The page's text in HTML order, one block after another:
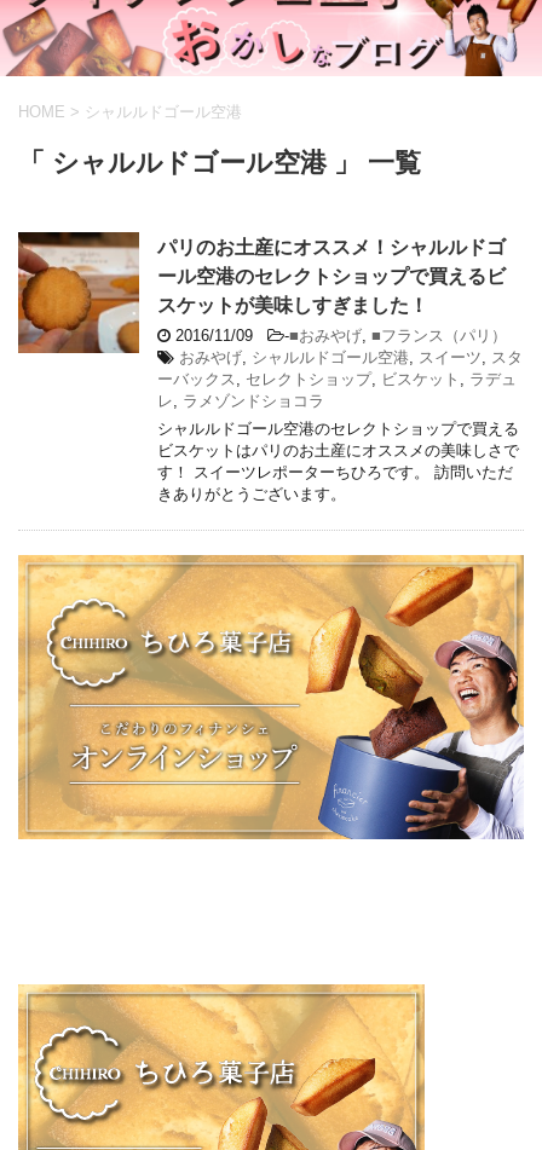
HOME > シャルルドゴール空港
「 シャルルドゴール空港 」 一覧
パリのお土産にオススメ！シャルルドゴ
ール空港のセレクトショップで買えるビ
スケットが美味しすぎました！
2016/11/09 -■おみやげ ■フランス（パリ）
おみやげ シャルルドゴール空港 スイーツ
スタ
ーバックス
セレクトショップ, ビスケット
ラデュ
レ
ラメゾンドショコラ
シャルルドゴール空港のセレクトショップで買える
ビスケットはパリのお土産にオススメの美味しさで
す！ スイーツレポーターちひろです。 訪問いただ
きありがとうございます。